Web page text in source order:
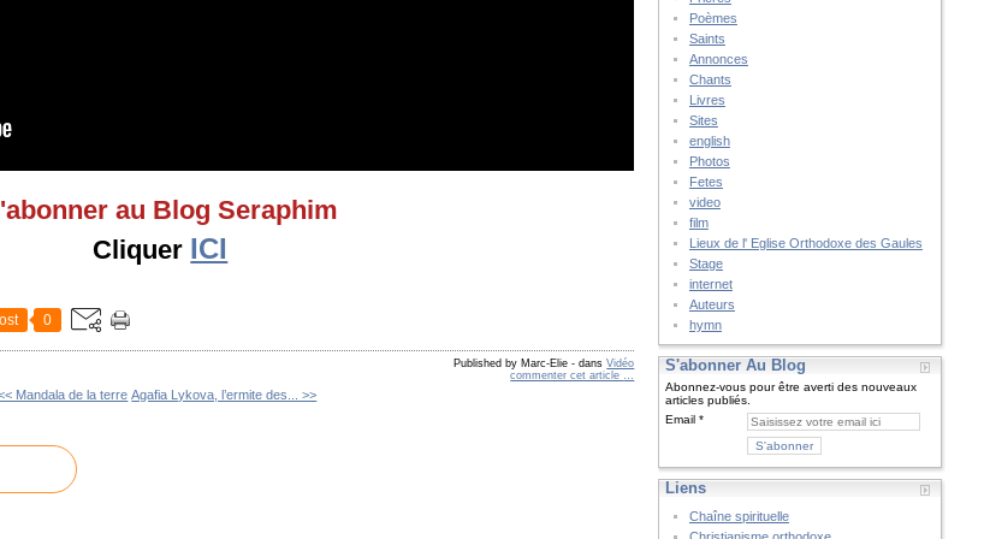
au Blog Seraphim
Cliquer ICI
0
Published by Marc-Elie - dansVidéo
commenter cet article
Mandala de la terre Agafia Lykova, l’ermite des... >>
Poèmes
Saints
Annonces
Chants
Livres
Sites
english
Photos
Fetes
video
film
Lieux de l' Eglise Orthodoxe des Gaules
Stage
internet
Auteurs
hymn
S'abonner Au Blog
Abonnez-vous pour être averti des nouveaux
articles publiés.
Email
Liens
Chaîne spirituelle